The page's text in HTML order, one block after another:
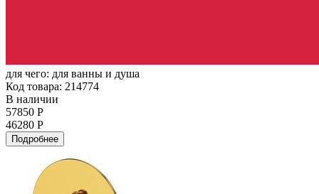
для чего: для ванны и душа
Код товара: 214774
В наличии
57850 Р
46280 Р
Подробнее